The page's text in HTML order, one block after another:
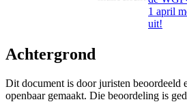
1 april
uit!
Achtergrond
Dit document is door juristen beoordeeld
openbaar gemaakt. Die beoordeling is